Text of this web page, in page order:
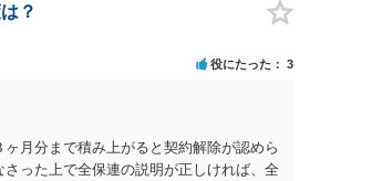
？
役にたった 3
月分まで積み上がると契約解除が認めら
った上で全保連の説明が正しければ、全